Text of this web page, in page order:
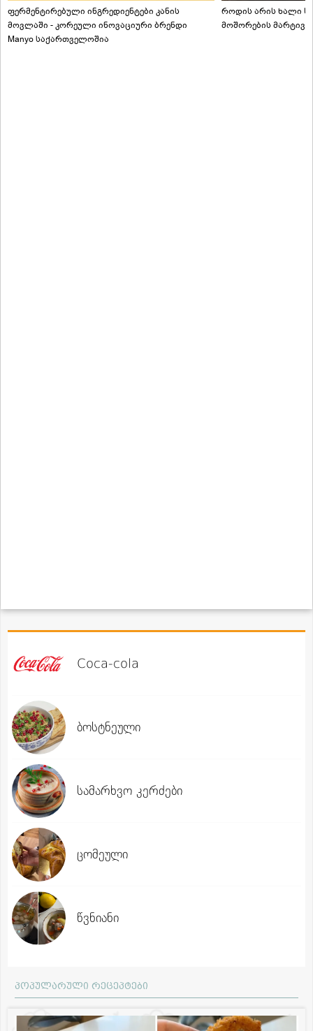
ფერმენტირებული ინგრედიენტები კანის
მოვლაში - კორეული ინოვაციური ბრენდი
Manyo საქართველოშია
როდის არის ხალი
მოშორების
Coca-cola
ბოსტნეული
სამარხვო კერძები
ცომეული
წვნიანი
პოპულარული რეცეპტები